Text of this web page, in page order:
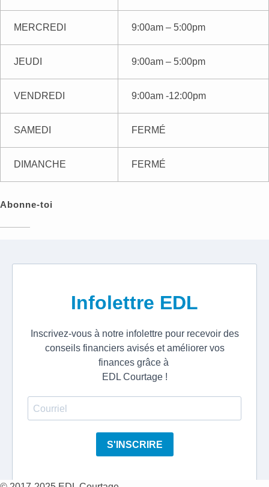
MERCREDI 9:00am – 5:00pm
JEUDI 9:00am – 5:00pm
VENDREDI 9:00am -12:00pm
SAMEDI FERMÉ
DIMANCHE FERMÉ
Abonne-toi